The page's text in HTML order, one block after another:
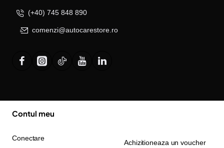
(+40) 745 848 890
comenzi@autocarestore.ro
Contul meu
Conectare
Achizitioneaza un voucher